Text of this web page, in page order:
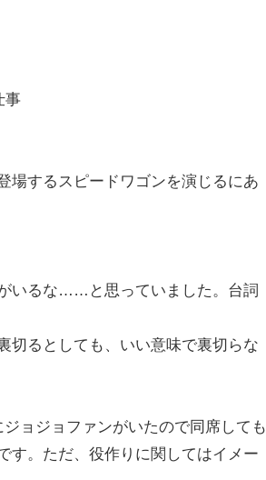
事
場するスピードワゴンを演じるにあ
いるな……と思っていました。台詞
切るとしても、いい意味で裏切らな
ョジョファンがいたので同席しても
す。ただ、役作りに関してはイメー